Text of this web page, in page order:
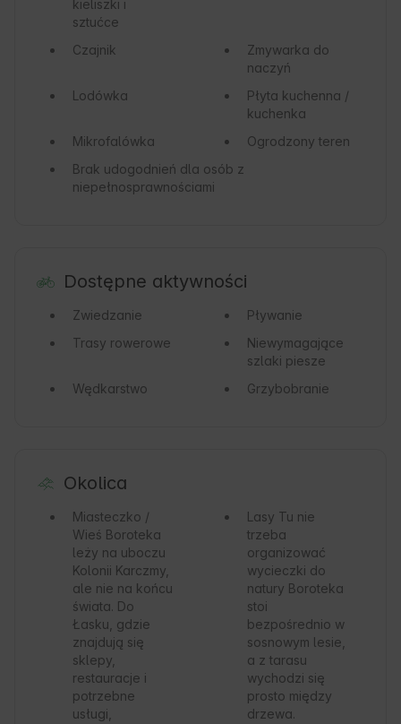
kieliszki i
sztućce
Czajnik
Zmywarka do
naczyń
Lodówka
Płyta kuchenna /
kuchenka
Mikrofalówka
Ogrodzony teren
Brak udogodnień dla osób z
niepełnosprawnościami
Dostępne aktywności
Zwiedzanie
Pływanie
Trasy rowerowe
Niewymagające
szlaki piesze
Wędkarstwo
Grzybobranie
Okolica
Miasteczko /
Wieś Boroteka
leży na uboczu
Kolonii Karczmy,
ale nie na końcu
świata. Do
Łasku, gdzie
znajdują się
sklepy,
restauracje i
potrzebne
usługi,
Lasy Tu nie
trzeba
organizować
wycieczki do
natury Boroteka
stoi
bezpośrednio w
sosnowym lesie,
a z tarasu
wychodzi się
prosto między
drzewa.